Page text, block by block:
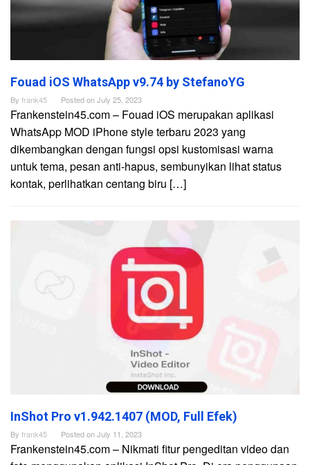
Fouad iOS WhatsApp v9.74 by StefanoYG
By frank45 Posted onJuly 25, 2023
Frankenstein45.com – Fouad iOS merupakan aplikasi
WhatsApp MOD iPhone style terbaru 2023 yang
dikembangkan dengan fungsi opsi kustomisasi warna
untuk tema, pesan anti-hapus, sembunyikan lihat status
kontak, perlihatkan centang biru […]
InShot Pro v1.942.1407 (MOD, Full Efek)
By frank45 Posted onJuly 11, 2023
Frankenstein45.com – Nikmati fitur pengeditan video dan